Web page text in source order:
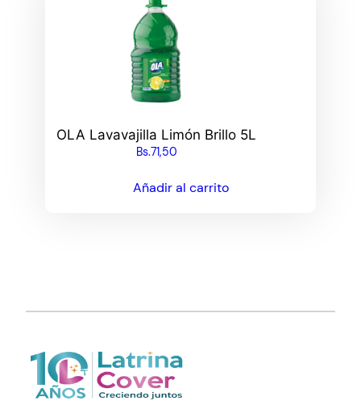
OLA Lavavajilla Limón Brillo 5L
Bs.71,50
Añadir al carrito